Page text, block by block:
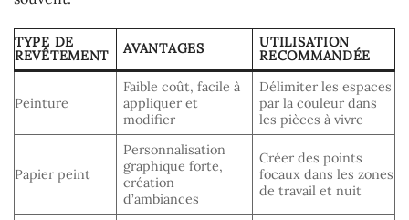
TYPE DE
REVÊTEMENT
AVANTAGES
UTILISATION
RECOMMANDÉE
Peinture
Faible coût, facile à
appliquer et
modifier
Délimiter les espaces
par la couleur dans
les pièces à vivre
Papier peint
Personnalisation
graphique forte,
création
d’ambiances
Créer des points
focaux dans les zones
de travail et nuit